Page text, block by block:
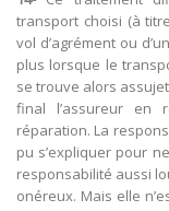
transport choisi (à
vol d’agrément ou
plus lorsque le
se trouve alors
final l’assureur en
réparation. La
pu s’expliquer pour
responsabilité aussi
onéreux. Mais elle